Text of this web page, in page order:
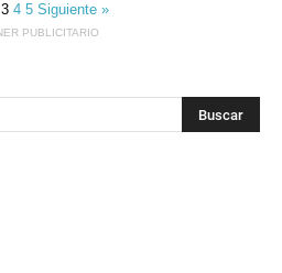
3 45Siguiente »
PUBLICITARIO